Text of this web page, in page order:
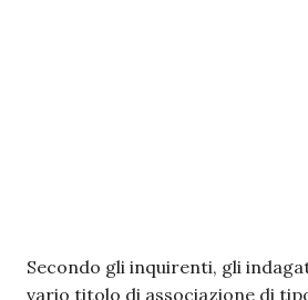
Secondo gli inquirenti, gli
vario titolo di associazione di